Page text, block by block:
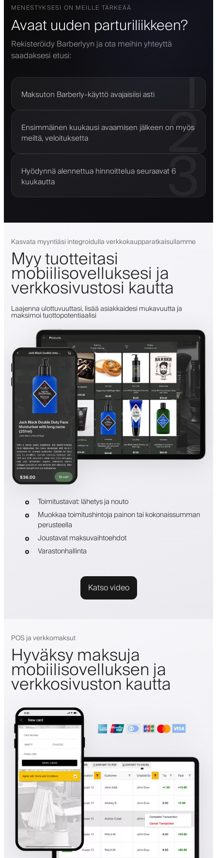
MENESTYKSESI ON MEILLE TÄRKEÄÄ
Avaat uuden parturiliikkeen?
Rekisteröidy Barberlyyn ja ota meihin yhteyttä
saadaksesi etusi:
Maksuton Barberly-käyttö avajaisiisi asti 1
Ensimmäinen kuukausi avaamisen jälkeen on myös
meiltä, veloituksetta
2
Hyödynnä alennettua hinnoittelua seuraavat 6
kuukautta
3
Kasvata myyntiäsi integroidulla verkkokaupparatkaisullamme
Myy tuotteitasi
mobiilisovelluksesi ja
verkkosivustosi kautta
Laajenna ulottuvuuttasi, lisää asiakkaidesi mukavuutta ja
maksimoi tuottopotentiaalisi
Toimitustavat: lähetys ja nouto
Muokkaa toimitushintoja painon tai kokonaissumman
perusteella
Joustavat maksuvaihtoehdot
Varastonhallinta
Katso video
POS ja verkkomaksut
Hyväksy maksuja
mobiilisovelluksen ja
verkkosivuston kautta